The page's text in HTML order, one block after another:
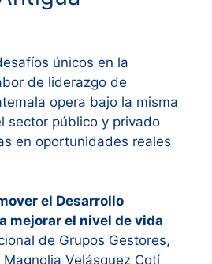
únicos en la
de liderazgo de
opera bajo la misma
sector público y privado
en oportunidades reales
el Desarrollo
mejorar el nivel de vida
de Grupos Gestores,
Velásquez Cotí